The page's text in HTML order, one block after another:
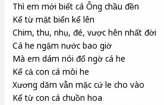
Thì em mới biết cá Ông chầu đền
Kể từ mặt biển kể lên
Chim, thu, nhụ, đé, vược hên nhất đời
Cá he ngậm nước bao giờ
Mà em dám nói đổ ngờ cá he
Kể cả con cá mòi he
Xương dăm vẫn mặc cứ le cho vào
Kể từ con cá chuồn hoa